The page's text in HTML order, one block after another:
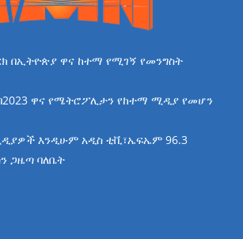
በኢትዮጵያ ዋና ከተማ የሚገኝ የመንግስት
ዋና የሜትሮፖሊታን የከተማ ሚዲያ የመሆን
እንዲሁም አዲስ ቲቪ፣ኤፍኤም 96.3
ጋዜጣ ባለቤት